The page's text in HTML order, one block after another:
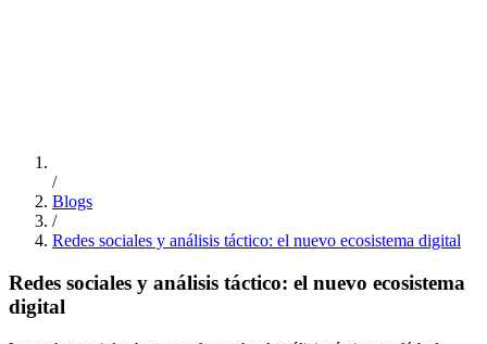
/
Blogs
/
Redes sociales y análisis táctico: el nuevo ecosistema digital
Redes sociales y análisis táctico: el nuevo ecosistema
digital